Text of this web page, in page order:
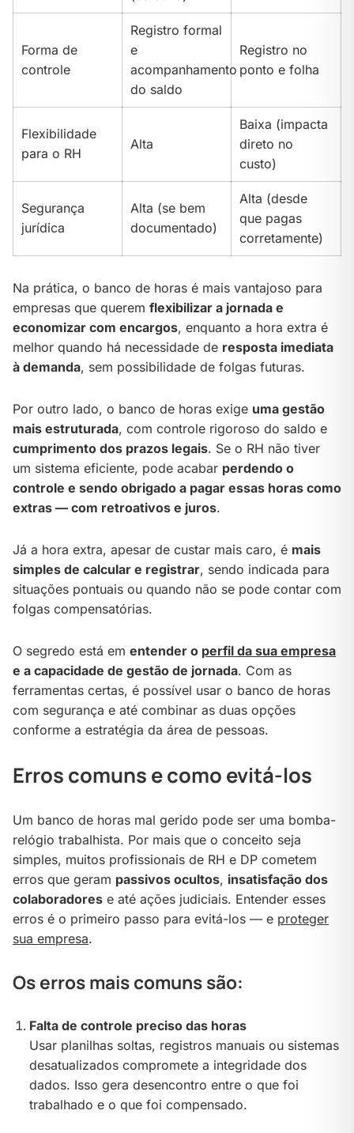
Forma de
controle
Registro formal
e
acompanhamento
do saldo
Registro no
ponto e folha
Flexibilidade
para o RH
Alta
Baixa (impacta
direto no
custo)
Segurança
jurídica
Alta (se bem
documentado)
Alta (desde
que pagas
corretamente)
Na prática, o banco de horas é mais vantajoso para
empresas que querem flexibilizar a jornada e
economizar com encargos, enquanto a hora extra é
melhor quando há necessidade de resposta imediata
à demanda, sem possibilidade de folgas futuras.
Por outro lado, o banco de horas exige uma gestão
mais estruturada, com controle rigoroso do saldo e
cumprimento dos prazos legais. Se o RH não tiver
um sistema eficiente, pode acabar perdendo o
controle e sendo obrigado a pagar essas horas como
extras — com retroativos e juros.
Já a hora extra, apesar de custar mais caro, é mais
simples de calcular e registrar, sendo indicada para
situações pontuais ou quando não se pode contar com
folgas compensatórias.
O segredo está em entender o perfil da sua empresa
e a capacidade de gestão de jornada. Com as
ferramentas certas, é possível usar o banco de horas
com segurança e até combinar as duas opções
conforme a estratégia da área de pessoas.
Erros comuns e como evitá-los
Um banco de horas mal gerido pode ser uma bomba-
relógio trabalhista. Por mais que o conceito seja
simples, muitos profissionais de RH e DP cometem
erros que geram passivos ocultos, insatisfação dos
colaboradores e até ações judiciais. Entender esses
erros é o primeiro passo para evitá-los — e proteger
sua empresa.
Os erros mais comuns são:
Falta de controle preciso das horas
Usar planilhas soltas, registros manuais ou sistemas
desatualizados compromete a integridade dos
dados. Isso gera desencontro entre o que foi
trabalhado e o que foi compensado.